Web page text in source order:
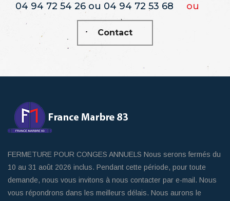
04 94 72 54 26 ou 04 94 72 53 68 ou
Contact
FERMETURE POUR CONGES ANNUELS Nous serons fermés du
10 au 31 août 2026 inclus. Pendant cette période, pour toute
demande, nous vous invitons à nous contacter par e-mail. Nous
vous répondrons dans les meilleurs délais. Nous aurons le